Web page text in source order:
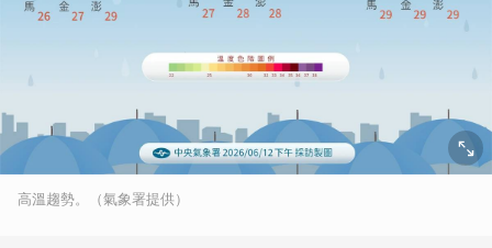
高溫趨勢。（氣象署提供）